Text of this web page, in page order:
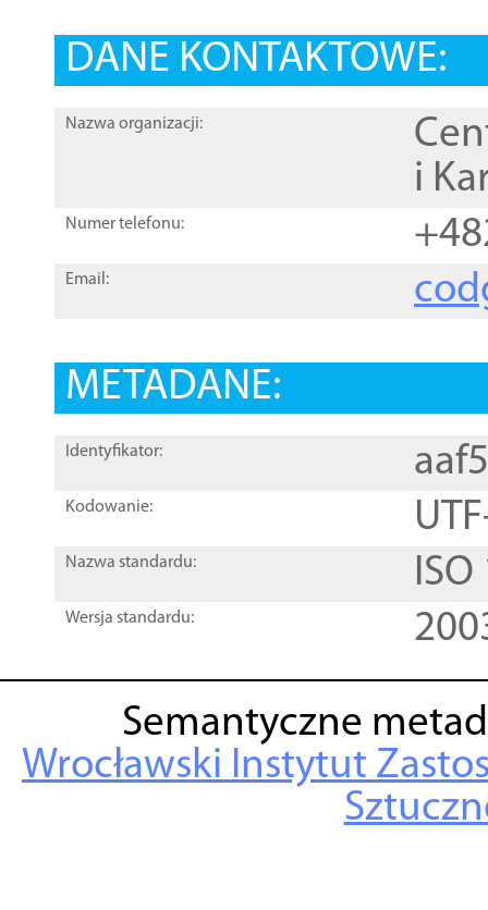
DANE KONTAKTOWE:
Nazwa organizacji:
i
Numer telefonu:
Email:
METADANE:
Identyfikator:
Kodowanie:
Nazwa standardu:
Wersja standardu:
Semantyczne
Wrocławski Instytut